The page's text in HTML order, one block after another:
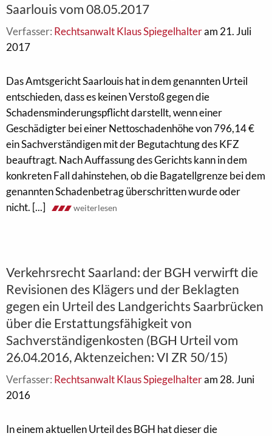
Saarlouis vom 08.05.2017
Verfasser: Rechtsanwalt Klaus Spiegelhalteram 21. Juli
2017
Das Amtsgericht Saarlouis hat in dem genannten Urteil
entschieden, dass es keinen Verstoß gegen die
Schadensminderungspflicht darstellt, wenn einer
Geschädigter bei einer Nettoschadenhöhe von 796,14 €
ein Sachverständigen mit der Begutachtung des KFZ
beauftragt. Nach Auffassung des Gerichts kann in dem
konkreten Fall dahinstehen, ob die Bagatellgrenze bei dem
genannten Schadenbetrag überschritten wurde oder
nicht. [...]
weiterlesen
Verkehrsrecht Saarland: der BGH verwirft die
Revisionen des Klägers und der Beklagten
gegen ein Urteil des Landgerichts Saarbrücken
über die Erstattungsfähigkeit von
Sachverständigenkosten (BGH Urteil vom
26.04.2016, Aktenzeichen: VI ZR 50/15)
Verfasser: Rechtsanwalt Klaus Spiegelhalteram 28. Juni
2016
In einem aktuellen Urteil des BGH hat dieser die